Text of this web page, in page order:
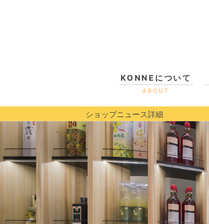
KONNEについて
ABOUT
ショップニュース詳細